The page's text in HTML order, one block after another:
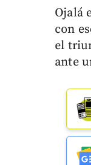
Ojalá
con
el
ante